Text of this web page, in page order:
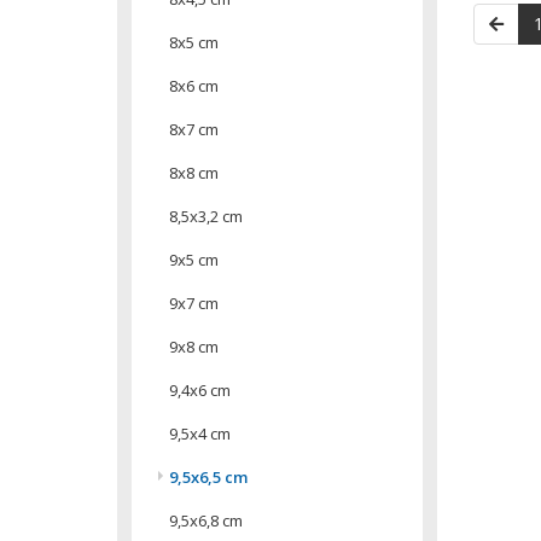
8x5 cm
8x6 cm
8x7 cm
8x8 cm
8,5x3,2 cm
9x5 cm
9x7 cm
9x8 cm
9,4x6 cm
9,5x4 cm
9,5x6,5 cm
9,5x6,8 cm